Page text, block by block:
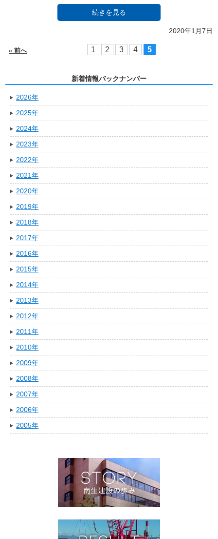
続きを見る
2020年1月7日
« 前へ 1 2 3 4 5
新着情報バックナンバー
2026年
2025年
2024年
2023年
2022年
2021年
2020年
2019年
2018年
2017年
2016年
2015年
2014年
2013年
2012年
2011年
2010年
2009年
2008年
2007年
2006年
2005年